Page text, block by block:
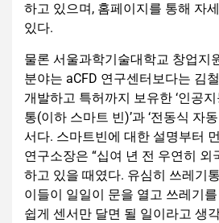
하고 있으며, 홈페이지를 통해 자
있다.
물론 서울과학기술대학교 창업지
분야는 aCFD 연구센터보다는 김
개발하고 특허까지 보유한 ‘인공
통(이하 스마트 빈)’과 ‘전동식 자
서다. 스마트빈에 대한 설명부터
연구소장은 “십여 년 전 우연히 외
하고 있을 때였다. 유심히 쓰레기
이들이 일일이 문을 열고 쓰레기
쉽게 센서만 달면 될 일이라고 생